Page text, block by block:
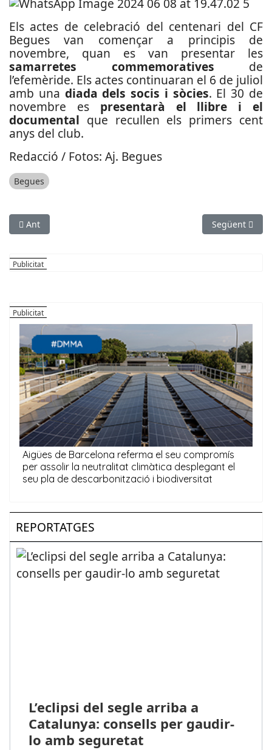
Els actes de celebració del centenari del CF
Begues van començar a principis de
novembre, quan es van presentar les
samarretes commemoratives de
l’efemèride. Els actes continuaran el 6 de juliol
amb una diada dels socis i sòcies. El 30 de
novembre es presentarà el llibre i el
documental que recullen els primers cent
anys del club.
Redacció / Fotos: Aj. Begues
Begues
Article anterior: El CEBLLOB fomenta els beneficis de
Ant Article
Següent
REPORTATGES
L’eclipsi del segle arriba a
Catalunya: consells per gaudir-
lo amb seguretat